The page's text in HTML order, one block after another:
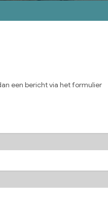
een bericht via het formulier